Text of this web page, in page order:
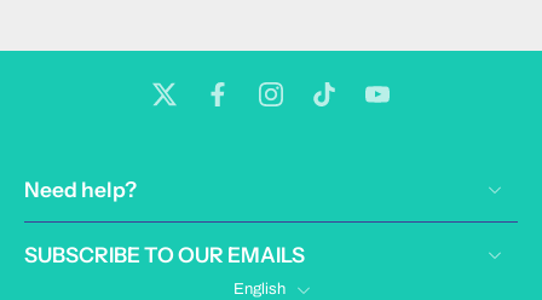
Need help?
SUBSCRIBE TO OUR EMAILS
English